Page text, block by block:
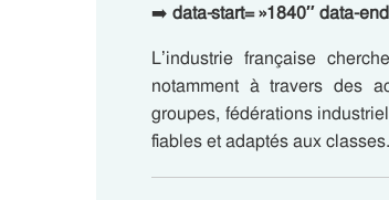
➡️ data-start= »1840″ data-
L’industrie française
notamment à travers des
groupes, fédérations
fiables et adaptés aux classes.